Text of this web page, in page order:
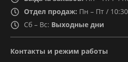
Отдел продаж: Пн – Пт /
Сб – Вс: Выходные дни
Контакты и режим работы